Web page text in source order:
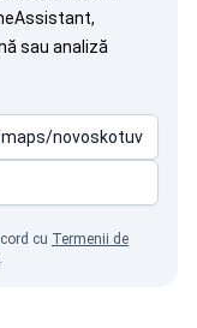
sau analiză
cu Termenii de